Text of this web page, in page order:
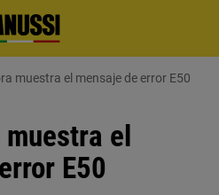
muestra el mensaje de error E50
muestra el
E50